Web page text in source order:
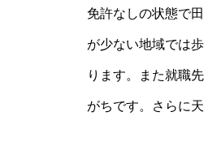
免許なしの状態で
が少ない地域では
ります。また就職
がちです。さらに